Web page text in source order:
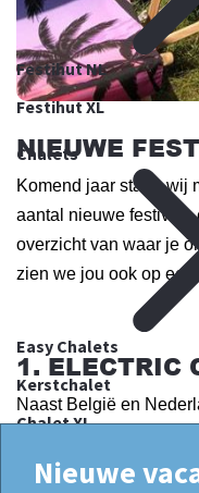
Festihut NL
Festihut XL
Chalets
Easy Chalets
Kerstchalet
Chalet XL
Over ons
NIEUWE
Komend jaar staan wij
aantal nieuwe festivals
overzicht van waar je
zien we jou ook op
1. ELECTRIC
Naast België en
Roemenië! Op het
staan onze Tip-Ups
Nieuwe